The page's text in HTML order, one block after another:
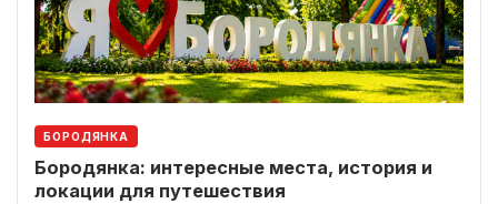
БОРОДЯНКА
Бородянка: интересные места, история и
локации для путешествия